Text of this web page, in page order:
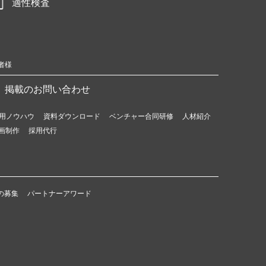
適性検査
様
掲載のお問い合わせ
ノウハウ 資料ダウンロード ベンチャー合同研修
人材紹介
制作
採用代行
募集 パートナーアワード